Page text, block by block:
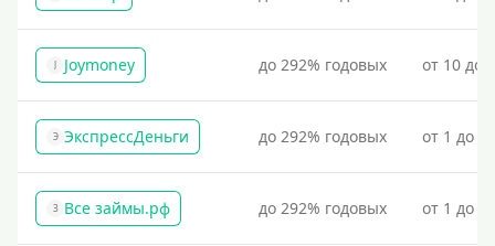
Пополнение виртуальной карты Qiwi
Для пополнения Киви-кошелька через банк или
терминал потребуется предъявить паспорт.
Пополнение Киви-кошелька без паспорта
Пополнение кошелька Киви без использования
Пополнение Киви-кошелька без отказов: быстрые и
надежные способы
J Joymoney до 292% годовых от 10 до
Э ЭкспрессДеньги до 292% годовых от 1 до
З Все займы.рф до 292% годовых от 1 до